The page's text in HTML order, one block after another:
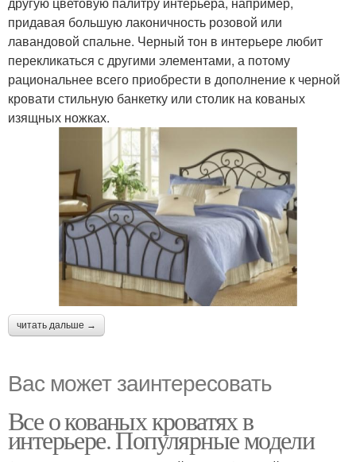
придавая большую лаконичность розовой или
лавандовой спальне. Черный тон в интерьере любит
перекликаться с другими элементами, а потому
рациональнее всего приобрести в дополнение к черной
кровати стильную банкетку или столик на кованых
изящных ножках.
читать дальше →
Вас может заинтересовать
Все о кованых кроватях в
интерьере. Популярные модели